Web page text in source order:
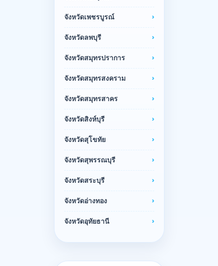
จังหวัดเพชรบูรณ์
จังหวัดลพบุรี
จังหวัดสมุทรปราการ
จังหวัดสมุทรสงคราม
จังหวัดสมุทรสาคร
จังหวัดสิงห์บุรี
จังหวัดสุโขทัย
จังหวัดสุพรรณบุรี
จังหวัดสระบุรี
จังหวัดอ่างทอง
จังหวัดอุทัยธานี